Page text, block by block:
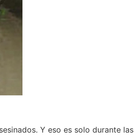
Y eso es solo durante las